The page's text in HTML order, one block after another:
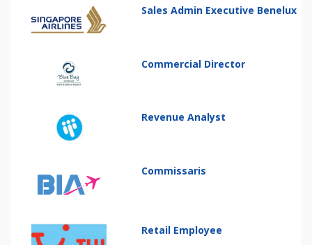
Sales Admin Executive Benelux
Commercial Director
Revenue Analyst
Commissaris
Retail Employee